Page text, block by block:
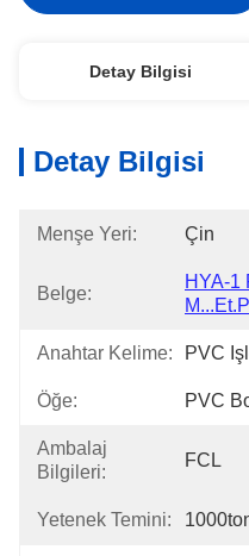
Detay Bilgisi
Detay Bilgisi
Menşe Yeri: Çin
Belge:
HYA-1
Anahtar Kelime: PVC
Öğe: PVC
Ambalaj
Bilgileri:
FCL
Yetenek Temini: